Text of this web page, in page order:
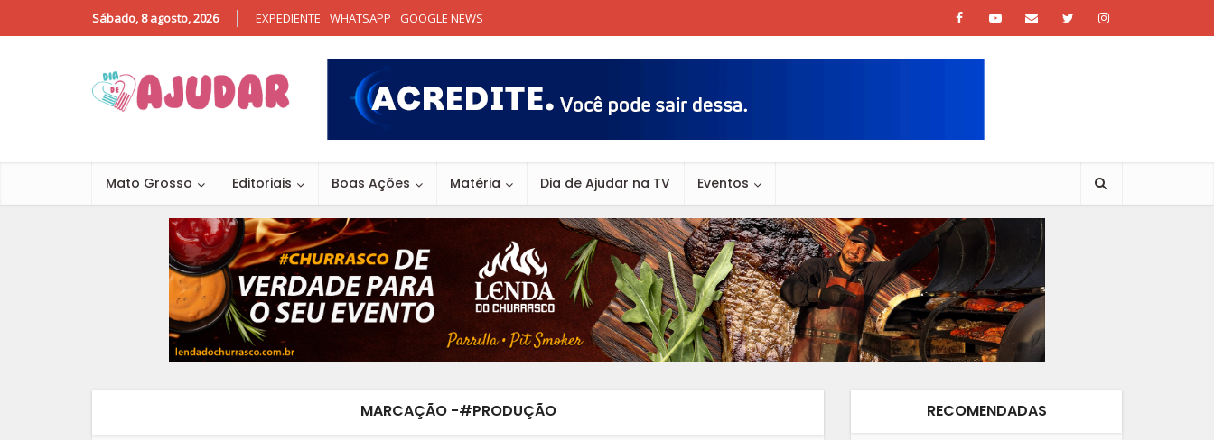
Sábado, 8 agosto, 2026 EXPEDIENTE WHATSAPP GOOGLE NEWS
Mato Grosso Editoriais Boas Ações Matéria Dia de Ajudar na TV Eventos
MARCAÇÃO -#PRODUÇÃO RECOMENDADAS